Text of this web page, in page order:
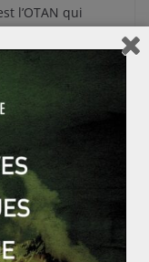
l’OTAN qui
chute du bloc
les ex
le Conseil
à des opérations
de Belgrade et
n’est pas
par